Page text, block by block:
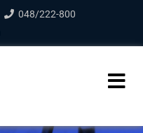
048/222-800